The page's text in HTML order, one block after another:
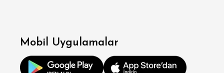
Mobil Uygulamalar